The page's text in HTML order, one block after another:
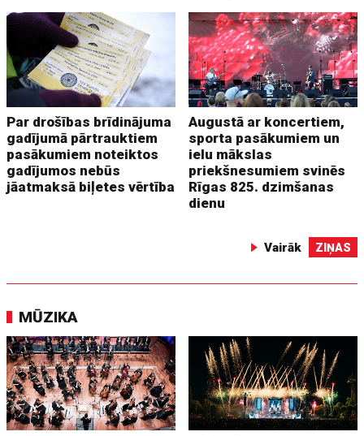
Par drošības brīdinājuma
gadījumā pārtrauktiem
pasākumiem noteiktos
gadījumos nebūs
jāatmaksā biļetes vērtība
Augustā ar koncertiem,
sporta pasākumiem un
ielu mākslas
priekšnesumiem svinēs
Rīgas 825. dzimšanas
dienu
Vairāk ZIŅAS
MŪZIKA